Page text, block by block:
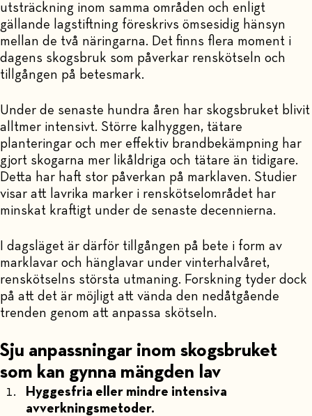
utsträckning inom samma områden och enligt
gällande lagstiftning föreskrivs ömsesidig hänsyn
mellan de två näringarna. Det finns flera moment i
dagens skogsbruk som påverkar renskötseln och
tillgången på betesmark.
Under de senaste hundra åren har skogsbruket blivit
alltmer intensivt. Större kalhyggen, tätare
planteringar och mer effektiv brandbekämpning har
gjort skogarna mer likåldriga och tätare än tidigare.
Detta har haft stor påverkan på marklaven. Studier
visar att lavrika marker i renskötselområdet har
minskat kraftigt under de senaste decennierna.
I dagsläget är därför tillgången på bete i form av
marklavar och hänglavar under vinterhalvåret,
renskötselns största utmaning. Forskning tyder dock
på att det är möjligt att vända den nedåtgående
trenden genom att anpassa skötseln.
Sju anpassningar inom skogsbruket
som kan gynna mängden lav
Hyggesfria eller mindre intensiva
avverkningsmetoder.